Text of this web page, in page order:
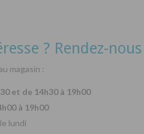
? Rendez-
magasin :
et de 14h30 à 19h00
à 19h00
lundi